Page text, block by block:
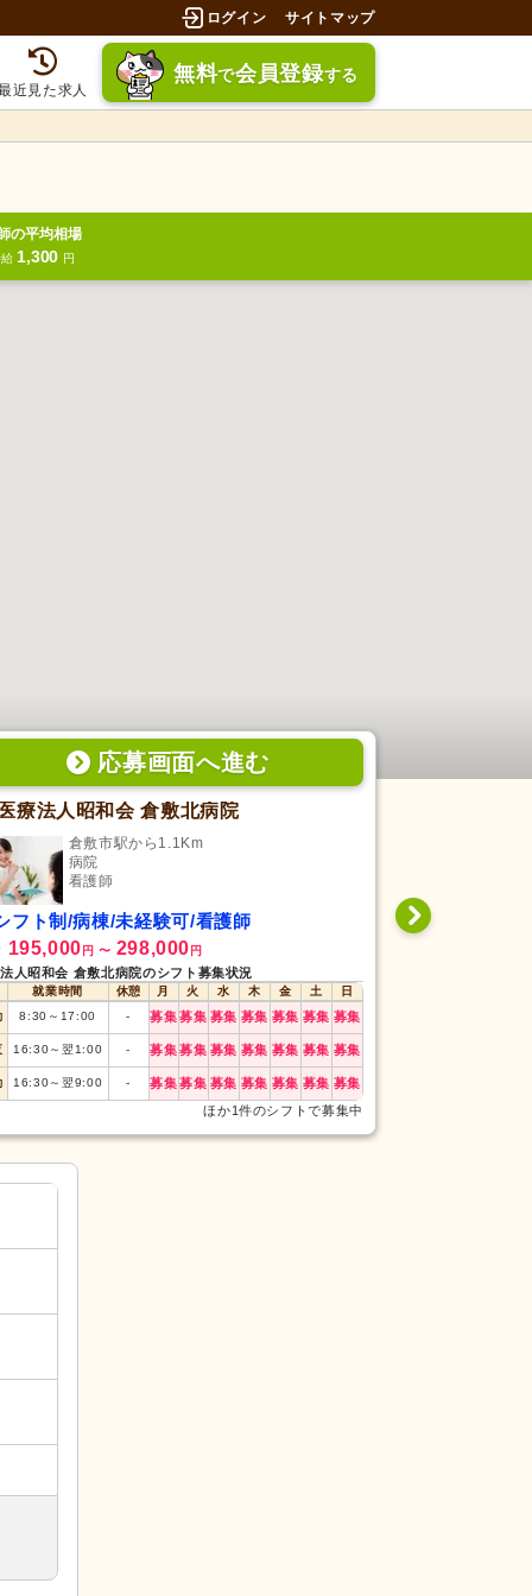
ログイン サイトマップ
近見た求人
無料で会員登録する
の平均相場
1,300 円
応募画面へ進む
療法人昭和会 倉敷北病院
倉敷市駅から1.1Km
病院
看護師
フト制/病棟/未経験可/看護師
195,000 円 〜 298,000 円
人昭和会 倉敷北病院のシフト募集状況
就業時間 休憩 月 火 水 木 金 土
日
8:30 ～ 17:00 - 募集募集 募集 募集 募集 募集 募集
16:30～ 翌1:00 - 募集募集 募集 募集 募集 募集 募集
16:30～ 翌9:00 - 募集募集 募集 募集 募集 募集 募集
ほか1件のシフトで募集中
日勤専従/未